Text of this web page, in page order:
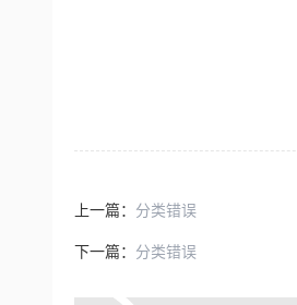
上一篇： 分类错误
下一篇： 分类错误